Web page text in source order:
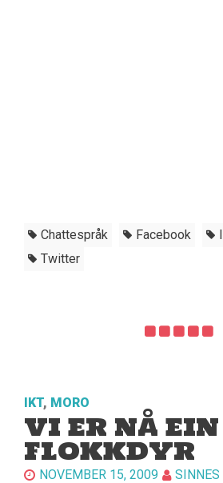
Chattespråk Facebook
Twitter
IKT, MORO
VI ER NÅ EIN
FLOKKDYR
NOVEMBER 15, 2009
SINNES